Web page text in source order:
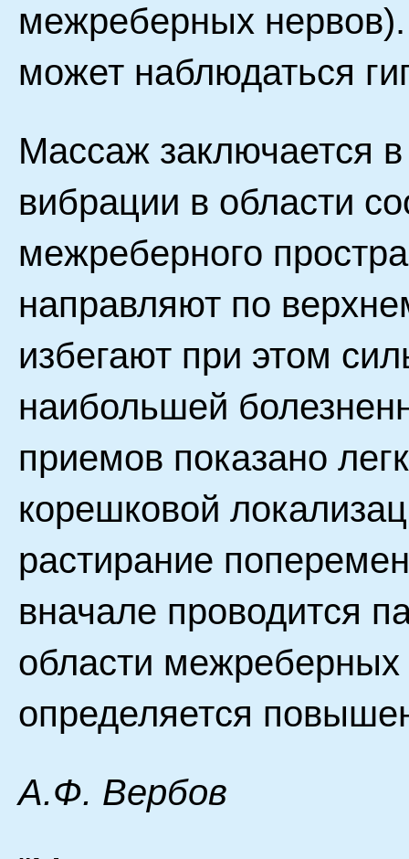
межреберных
может наблюдаться
Массаж заключается
вибрации в области
межреберного
направляют по
избегают при этом
наибольшей
приемов показано
корешковой
растирание
вначале проводится
области межреберных
определяется
А.Ф. Вербов